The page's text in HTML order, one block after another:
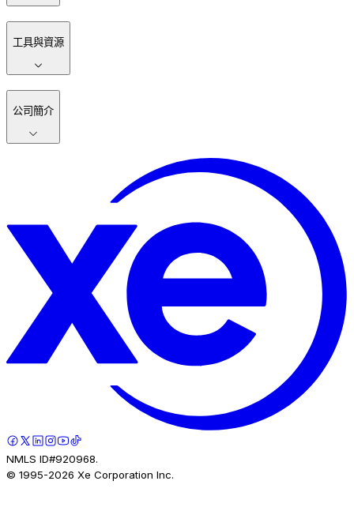
工具與資源
公司簡介
NMLS ID#920968.
© 1995-2026 Xe Corporation Inc.